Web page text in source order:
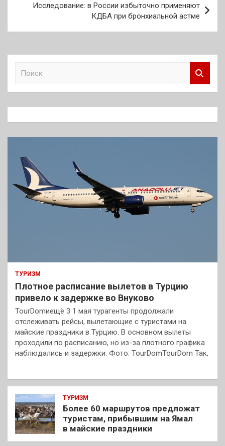
Исследование: в России избыточно применяют
КДБА при бронхиальной астме
к
ТУРИЗМ
Плотное расписание вылетов в Турцию
привело к задержке во Внуково
TourDomиещё 3 1 мая турагенты продолжали
отслеживать рейсы, вылетающие с туристами на
майские праздники в Турцию. В основном вылеты
проходили по расписанию, но из-за плотного графика
наблюдались и задержки. Фото: TourDomTourDom Так,
…
ТУРИЗМ
Более 60 маршрутов предложат
туристам, прибывшим на Ямал
в майские праздники